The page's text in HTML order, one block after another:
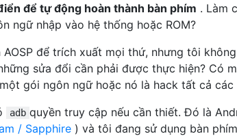
để tự động hoàn thành bàn phím . Làm
ngữ nhập vào hệ thống hoặc ROM?
để trích xuất mọi thứ, nhưng tôi
sửa đổi cần phải được thực hiện? Có
gói ngôn ngữ hoặc nó là hack tất cả các
adb quyền truy cập nếu cần thiết. Đó là
/ Sapphire ) và tôi đang sử dụng bàn phím